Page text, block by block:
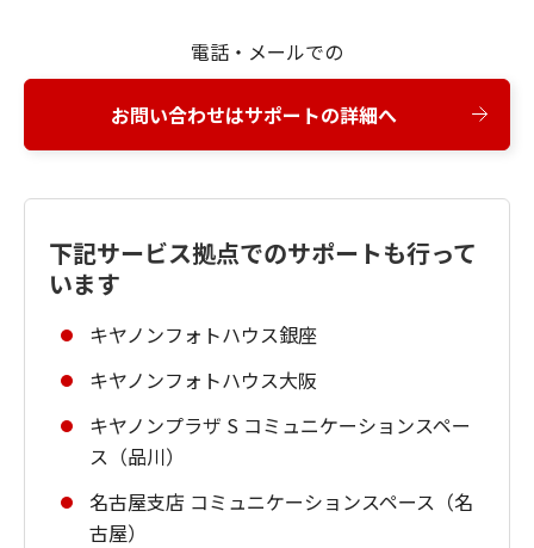
電話・メールでの
お問い合わせはサポートの詳細へ
下記サービス拠点でのサポートも行って
います
キヤノンフォトハウス銀座
キヤノンフォトハウス大阪
キヤノンプラザ S コミュニケーションスペー
ス（品川）
名古屋支店 コミュニケーションスペース（名
古屋）